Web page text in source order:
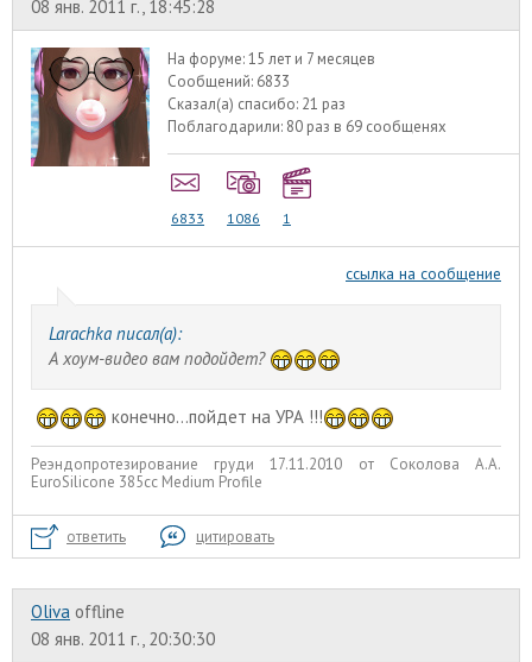
08 янв. 2011 г., 18:45:28
На форуме:15 лет и 7 месяцев
Сообщений: 6833
Сказал(а) спасибо: 21 раз
Поблагодарили: 80 раз в 69 сообщенях
6833 1086 1
ссылка на сообщение
Larachka писал(а):
А хоум-видео вам подойдет?
конечно...пойдет на УРА !!!
Реэндопротезирование груди 17.11.2010 от Соколова А.А.
EuroSilicone 385сс Medium Profile
ответить цитировать
Oliva offline
08 янв. 2011 г., 20:30:30